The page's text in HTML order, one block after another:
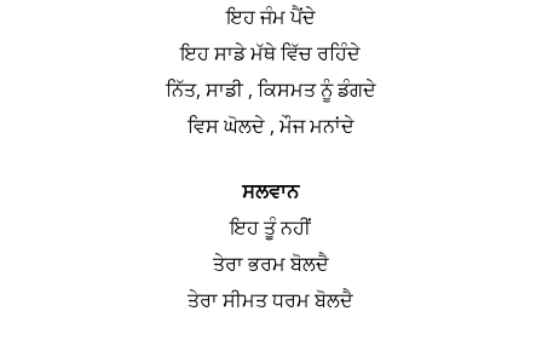
ਇਹ ਜੰਮ ਪੈਂਦੇ
ਇਹ ਸਾਡੇ ਮੱਥੇ ਵਿੱਚ ਰਹਿੰਦੇ
ਨਿੱਤ, ਸਾਡੀ , ਕਿਸਮਤ ਨੂੰ ਡੰਗਦੇ
ਵਿਸ ਘੋਲਦੇ , ਮੌਜ ਮਨਾਂਦੇ
ਸਲਵਾਨ
ਇਹ ਤੂੰ ਨਹੀਂ
ਤੇਰਾ ਭਰਮ ਬੋਲਦੈ
ਤੇਰਾ ਸੀਮਤ ਧਰਮ ਬੋਲਦੈ